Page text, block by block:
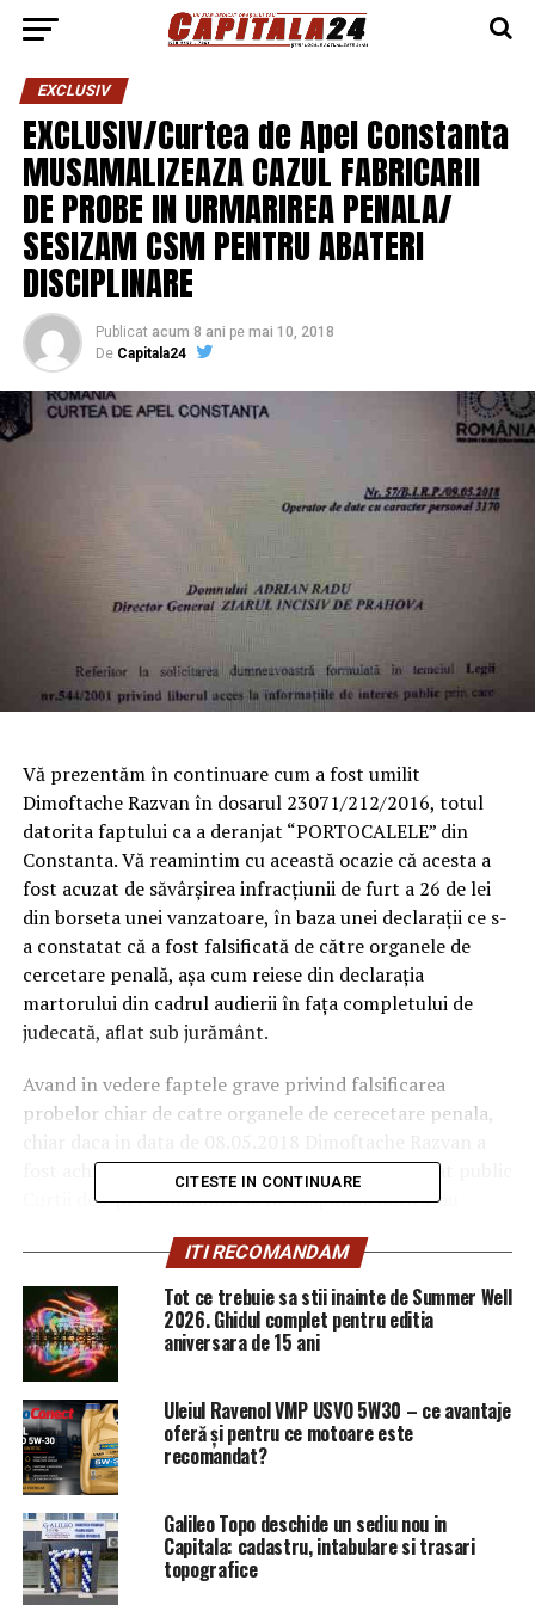
EXCLUSIV
EXCLUSIV/Curtea de Apel Constanta
MUSAMALIZEAZA CAZUL FABRICARII
DE PROBE IN URMARIREA PENALA/
SESIZAM CSM PENTRU ABATERI
DISCIPLINARE
Publicat acum 8 ani pe mai 10, 2018
De Capitala24
Vă prezentăm în continuare cum a fost umilit
Dimoftache Razvan în dosarul 23071/212/2016, totul
datorita faptului ca a deranjat “PORTOCALELE” din
Constanta. Vă reamintim cu această ocazie că acesta a
fost acuzat de săvârșirea infracțiunii de furt a 26 de lei
din borseta unei vanzatoare, în baza unei declarații ce s-
a constatat că a fost falsificată de către organele de
cercetare penală, așa cum reiese din declarația
martorului din cadrul audierii în fața completului de
judecată, aflat sub jurământ.
Avand in vedere faptele grave privind falsificarea
probelor chiar de catre organele de cerecetare penala,
fost achitat definitiv, Incisiv de Prahova a solicitat public
Curtii de Apel Constanta sa ne raspunda daca s-au
urmarire penala si au sesizat institutional acest aspect.
Raspuns solicitare
Din raspunsul Curtii de Apel deducem urmatoarele:
In dosarul nr 23071/212/2016 in care inculpat era
Dimoftache Razvan procurorul de sedinta si/sau
Presedintele Completului de judecata NU s-au sesizat cu
privire la legalitatea administrarii probelor din
urmarirea penala si legalitatea intregii fundamentari a
acuzatiei penale.
CITESTE IN CONTINUARE
ITI RECOMANDAM
Tot ce trebuie sa stii inainte de Summer Well
2026. Ghidul complet pentru editia
aniversara de 15 ani
Uleiul Ravenol VMP USVO 5W30 – ce avantaje
oferă și pentru ce motoare este
recomandat?
Galileo Topo deschide un sediu nou in
Capitala: cadastru, intabulare si trasari
topografice